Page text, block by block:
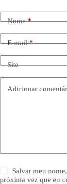
Nome*
E-mail*
Site
Adicionar
Salvar meu
próxima vez que eu